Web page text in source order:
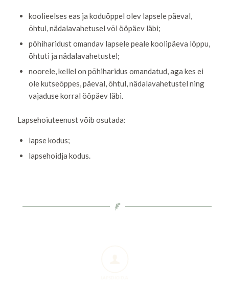
koolieelses eas ja koduõppel olev lapsele päeval,
õhtul, nädalavahetusel või ööpäev läbi;
põhiharidust omandav lapsele peale koolipäeva lõppu,
õhtuti ja nädalavahetustel;
noorele, kellel on põhiharidus omandatud, aga kes ei
ole kutseõppes, päeval, õhtul, nädalavahetustel ning
vajaduse korral ööpäev läbi.
Lapsehoiuteenust võib osutada:
lapse kodus;
lapsehoidja kodus.